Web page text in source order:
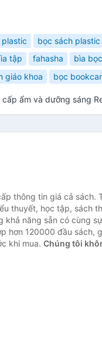
plastic bọc sách plastic
tập fahasha bìa
giáo khoa bọc
ẩm và dưỡng sáng
thông tin giá cả sách.
thuyết, học tập, sách
khả năng sẵn có cùng
hơn 120000 đầu sách,
khi mua. Chúng tôi